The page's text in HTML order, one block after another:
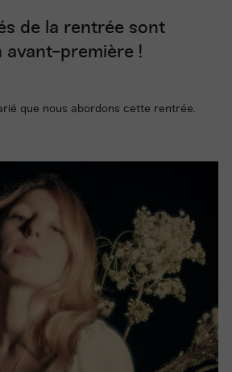
de la rentrée sont
avant-première !
que nous abordons cette rentrée.